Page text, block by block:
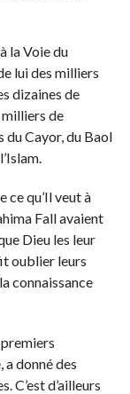
la Voie du
lui des milliers
dizaines de
milliers de
Cayor, du Baol
ce qu’Il veut à
Fall avaient
Dieu les leur
oublier leurs
connaissance
a donné des
C’est d’ailleurs